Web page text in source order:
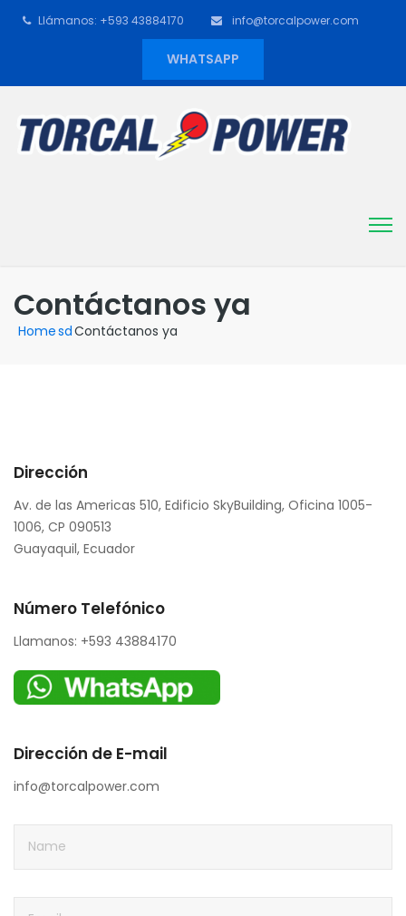
Llámanos: +593 43884170 info@torcalpower.com
WHATSAPP
Contáctanos ya
HomesdContáctanos ya
Dirección
Av. de las Americas 510, Edificio SkyBuilding, Oficina 1005-
1006, CP 090513
Guayaquil, Ecuador
Número Telefónico
Llamanos: +593 43884170
Dirección de E-mail
info@torcalpower.com